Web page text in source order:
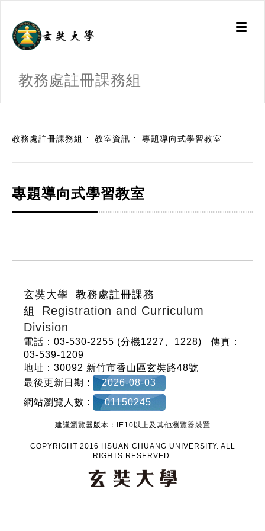
Toggle
教務處註冊課務組
教務處註冊課務組 教室資訊 專題導向式學習教室
專題導向式學習教室
玄奘大學 教務處註冊課務
組 Registration and Curriculum
Division
電話：03-530-2255 (分機1227、1228) 傳真：
03-539-1209
地址：30092 新竹市香山區玄奘路48號
最後更新日期 :
2026-08-03
網站瀏覽人數 :
01150245
建議瀏覽器版本：IE10以上及其他瀏覽器裝置
COPYRIGHT 2016 HSUAN CHUANG UNIVERSITY. ALL
RIGHTS RESERVED.